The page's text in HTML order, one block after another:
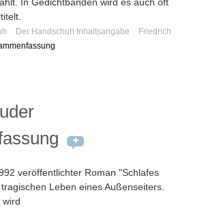
Der Handschuh Inhaltsangabe
Friedrich
veröffentlichter Roman "Schlafes
Leben eines Außenseiters.
wird